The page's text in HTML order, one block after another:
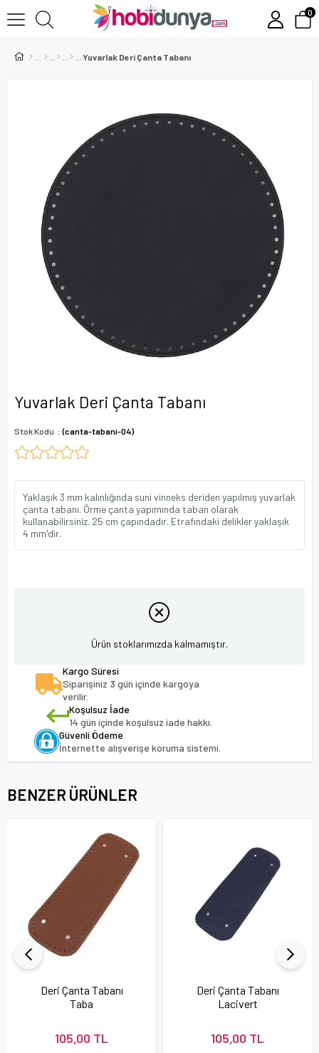
0
Yuvarlak Deri Çanta Tabanı
Yuvarlak Deri Çanta Tabanı
Stok Kodu (canta-tabani-04)
Yaklaşık 3 mm kalınlığında suni vinneks deriden yapılmış yuvarlak
çanta tabanı. Örme çanta yapımında taban olarak
kullanabilirsiniz. 25 cm çapındadır. Etrafındaki delikler yaklaşık
4 mm'dir.
Ürün stoklarımızda kalmamıştır.
Kargo Süresi
Siparişiniz 3 gün içinde kargoya
verilir.
Koşulsuz İade
14 gün içinde koşulsuz iade hakkı.
Güvenli Ödeme
İnternette alışverişe koruma sistemi.
BENZER ÜRÜNLER
Deri Çanta Tabanı
Taba
105,00 TL
Deri Çanta Tabanı
Lacivert
105,00 TL